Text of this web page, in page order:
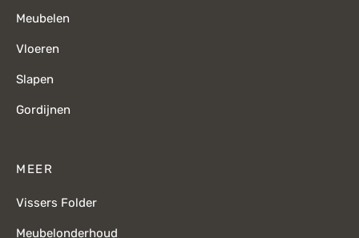
Meubelen
Vloeren
Slapen
Gordijnen
MEER
Vissers Folder
Meubelonderhoud